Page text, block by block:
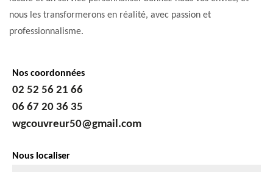
nous les transformerons en réalité, avec passion et
professionnalisme.
Nos coordonnées
02 52 56 21 66
06 67 20 36 35
wgcouvreur50@gmail.com
Nous localiser